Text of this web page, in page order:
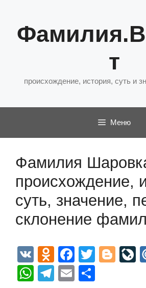
содержимому
т
происхождение, история, суть и
Меню
Фамилия
происхождение,
суть, значение,
склонение
V
K
O
d
F
a
T
Bl
W
T
E